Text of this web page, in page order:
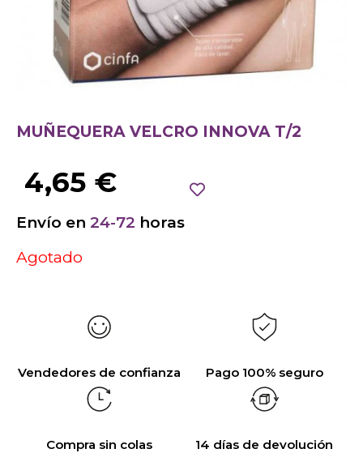
MUÑEQUERA VELCRO INNOVA T/2
4,65 €
Envío en 24-72 horas
Agotado
Vendedores de confianza Pago 100% seguro
Compra sin colas 14 días de devolución